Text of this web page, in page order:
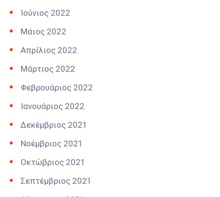
Ιούνιος 2022
Μάιος 2022
Απρίλιος 2022
Μάρτιος 2022
Φεβρουάριος 2022
Ιανουάριος 2022
Δεκέμβριος 2021
Νοέμβριος 2021
Οκτώβριος 2021
Σεπτέμβριος 2021